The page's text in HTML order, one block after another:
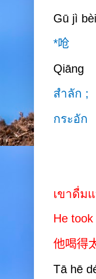
Gū jì
*呛
Qiāng
สำลัก ;
กระอัก
เขาดื่ม
He
他喝得
Tā hē